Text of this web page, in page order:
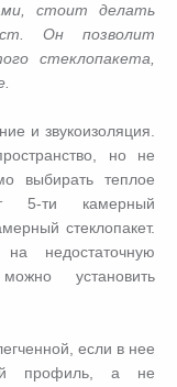
стоит делать
Он позволит
стеклопакета,
и звукоизоляция.
но не
выбирать теплое
5-ти камерный
стеклопакет.
недостаточную
установить
если в нее
профиль, а не